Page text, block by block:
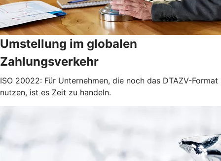
Umstellung im globalen
Zahlungsverkehr
ISO 20022: Für Unternehmen, die noch das DTAZV-Format
nutzen, ist es Zeit zu handeln.